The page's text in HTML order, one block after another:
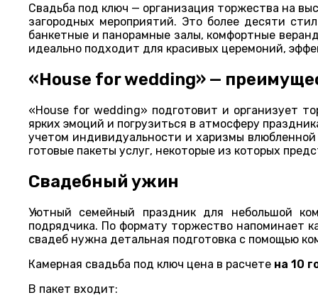
Свадьба под ключ — организация торжества на
загородных мероприятий. Это более десяти
банкетные и панорамные залы, комфортные
идеально подходит для красивых церемоний,
«House for wedding» —
«House for wedding» подготовит и организует
ярких эмоций и погрузиться в атмосферу
учетом индивидуальности и харизмы
готовые пакеты услуг, некоторые из которых
Свадебный ужин
Уютный семейный праздник для небольшой
подрядчика. По формату торжество
свадеб нужна детальная подготовка с помощью
Камерная свадьба под ключ цена в расчете на 10
В пакет входит: